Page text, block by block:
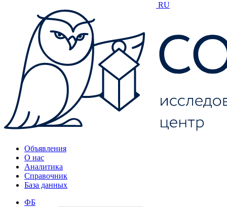
RU
Объявления
О нас
Аналитика
Справочник
База данных
ФБ